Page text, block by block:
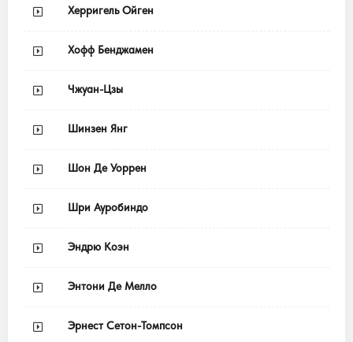
Херригель Ойген
Хофф Бенджамен
Чжуан-Цзы
Шинзен Янг
Шон Де Уоррен
Шри Ауробиндо
Эндрю Коэн
Энтони Де Мелло
Эрнест Сетон-Томпсон